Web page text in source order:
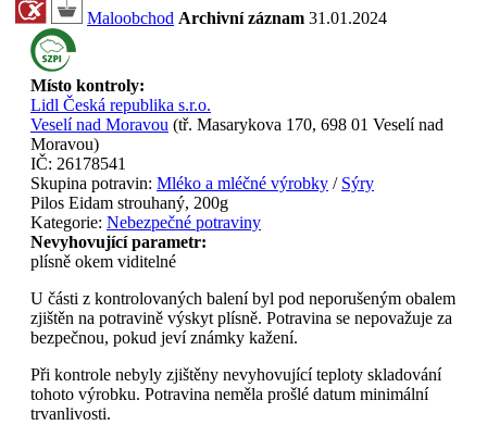
Maloobchod Archivní záznam 31.01.2024
Místo kontroly:
Lidl Česká republika s.r.o.
Veselí nad Moravou (tř. Masarykova 170, 698 01 Veselí nad
Moravou)
IČ: 26178541
Skupina potravin: Mléko a mléčné výrobky / Sýry
Pilos Eidam strouhaný, 200g
Kategorie: Nebezpečné potraviny
Nevyhovující parametr:
plísně okem viditelné
U části z kontrolovaných balení byl pod neporušeným obalem
zjištěn na potravině výskyt plísně. Potravina se nepovažuje za
bezpečnou, pokud jeví známky kažení.
Při kontrole nebyly zjištěny nevyhovující teploty skladování
tohoto výrobku. Potravina neměla prošlé datum minimální
trvanlivosti.